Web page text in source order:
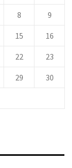
8 9
15 16
22 23
29 30